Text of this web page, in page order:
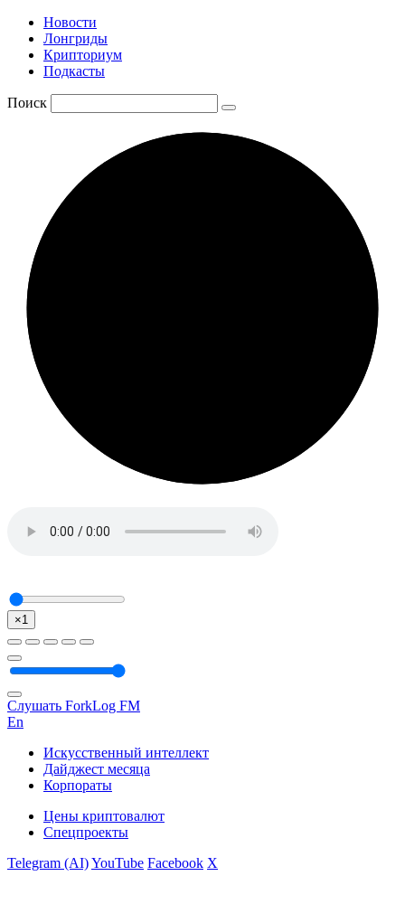
Новости
Лонгриды
Крипториум
Подкасты
Поиск
×1
Слушать ForkLog FM
En
Искусственный интеллект
Дайджест месяца
Корпораты
Цены криптовалют
Спецпроекты
Telegram (AI)YouTube Facebook X